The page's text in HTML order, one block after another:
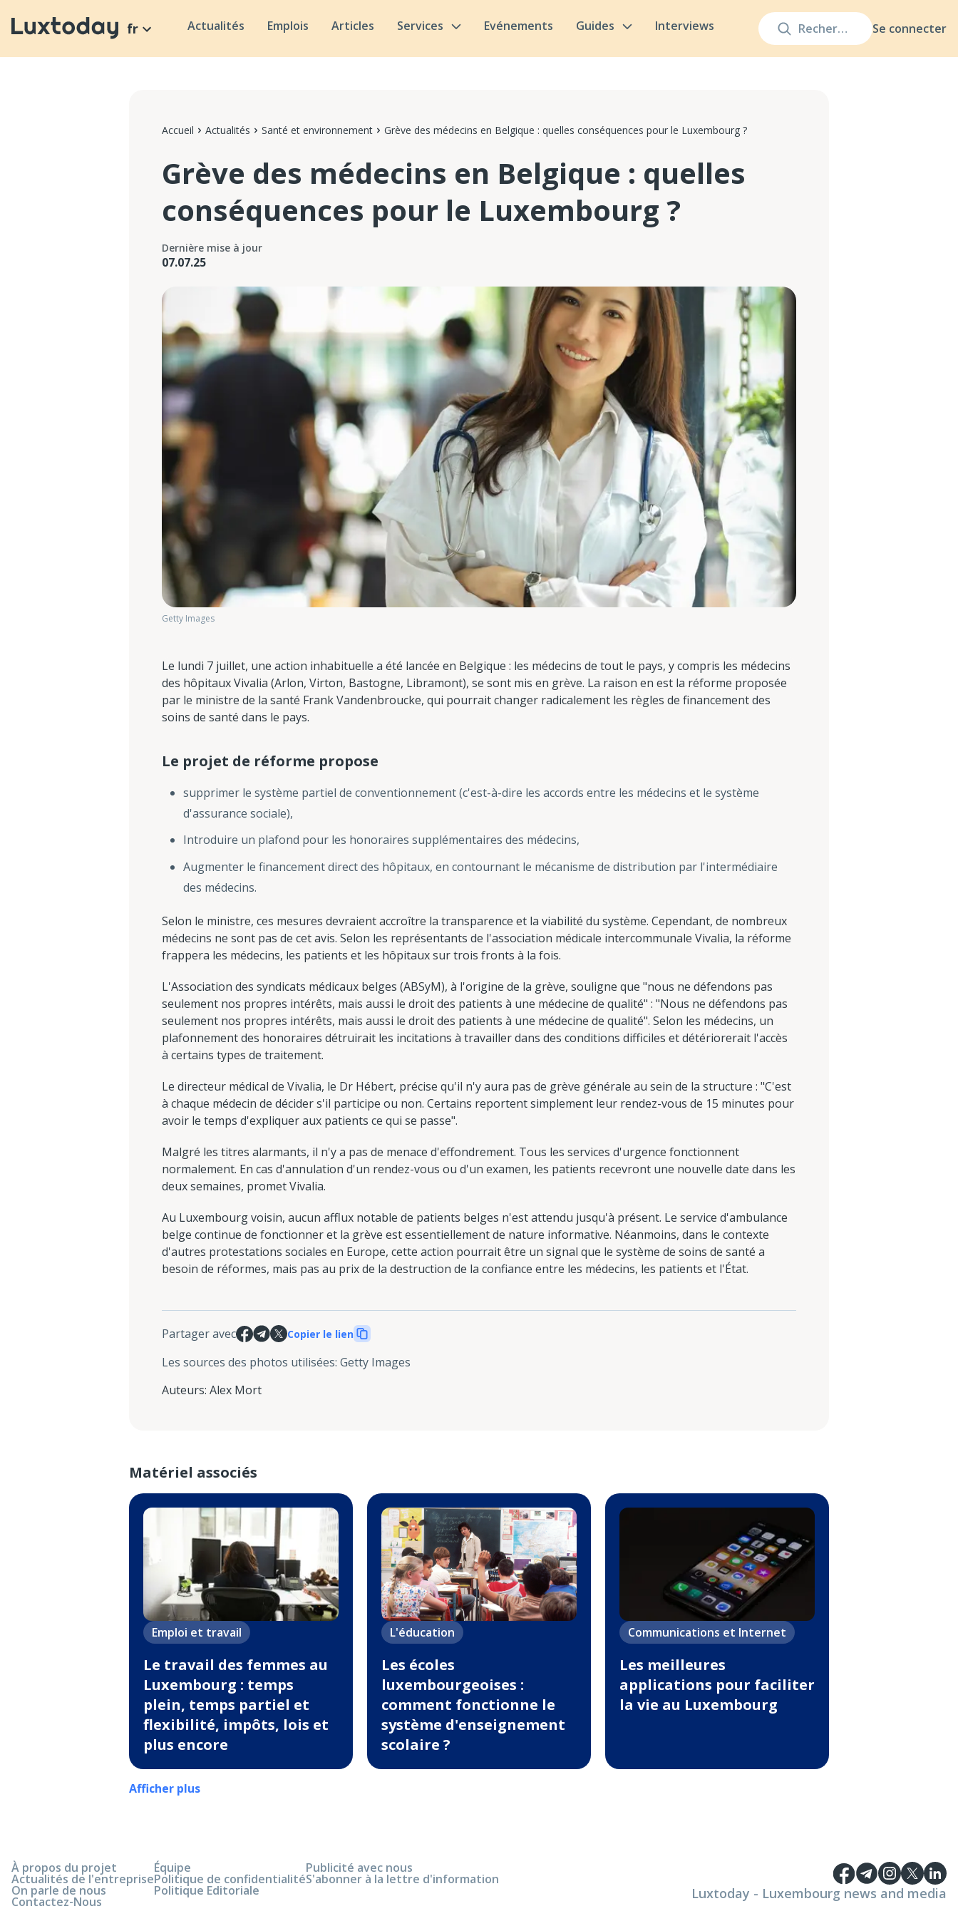
Se connecter
fr Actualités Emplois Articles Services Evénements Guides Interviews
Accueil Actualités Santé et environnement Grève des médecins en Belgique : quelles conséquences pour le Luxembourg ?
Grève des médecins en Belgique : quelles
conséquences pour le Luxembourg ?
Dernière mise à jour
07.07.25
Getty Images
Le lundi 7 juillet, une action inhabituelle a été lancée en Belgique : les médecins de tout le pays, y compris les médecins
des hôpitaux Vivalia (Arlon, Virton, Bastogne, Libramont), se sont mis en grève. La raison en est la réforme proposée
par le ministre de la santé Frank Vandenbroucke, qui pourrait changer radicalement les règles de financement des
soins de santé dans le pays.
Le projet de réforme propose
supprimer le système partiel de conventionnement (c'est-à-dire les accords entre les médecins et le système
d'assurance sociale),
Introduire un plafond pour les honoraires supplémentaires des médecins,
Augmenter le financement direct des hôpitaux, en contournant le mécanisme de distribution par l'intermédiaire
des médecins.
Selon le ministre, ces mesures devraient accroître la transparence et la viabilité du système. Cependant, de nombreux
médecins ne sont pas de cet avis. Selon les représentants de l'association médicale intercommunale Vivalia, la réforme
frappera les médecins, les patients et les hôpitaux sur trois fronts à la fois.
L'Association des syndicats médicaux belges (ABSyM), à l'origine de la grève, souligne que "nous ne défendons pas
seulement nos propres intérêts, mais aussi le droit des patients à une médecine de qualité" : "Nous ne défendons pas
seulement nos propres intérêts, mais aussi le droit des patients à une médecine de qualité". Selon les médecins, un
plafonnement des honoraires détruirait les incitations à travailler dans des conditions difficiles et détériorerait l'accès
à certains types de traitement.
Le directeur médical de Vivalia, le Dr Hébert, précise qu'il n'y aura pas de grève générale au sein de la structure : "C'est
à chaque médecin de décider s'il participe ou non. Certains reportent simplement leur rendez-vous de 15 minutes pour
avoir le temps d'expliquer aux patients ce qui se passe".
Malgré les titres alarmants, il n'y a pas de menace d'effondrement. Tous les services d'urgence fonctionnent
normalement. En cas d'annulation d'un rendez-vous ou d'un examen, les patients recevront une nouvelle date dans les
deux semaines, promet Vivalia.
Au Luxembourg voisin, aucun afflux notable de patients belges n'est attendu jusqu'à présent. Le service d'ambulance
belge continue de fonctionner et la grève est essentiellement de nature informative. Néanmoins, dans le contexte
d'autres protestations sociales en Europe, cette action pourrait être un signal que le système de soins de santé a
besoin de réformes, mais pas au prix de la destruction de la confiance entre les médecins, les patients et l'État.
Partager avec Copier le lien
Les sources des photos utilisées: Getty Images
Auteurs: Alex Mort
Matériel associés
Emploi et travail
Le travail des femmes au
Luxembourg : temps
plein, temps partiel et
flexibilité, impôts, lois et
plus encore
L'éducation
Les écoles
luxembourgeoises :
comment fonctionne le
système d'enseignement
scolaire ?
Communications et Internet
Les meilleures
applications pour faciliter
la vie au Luxembourg
Afficher plus
À propos du projet
Actualités de l'entreprise
On parle de nous
Contactez-Nous
Équipe
Politique de confidentialité
Politique Editoriale
Publicité avec nous
S'abonner à la lettre d'information
Luxtoday - Luxembourg news and media